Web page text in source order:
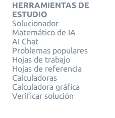
HERRAMIENTAS DE
ESTUDIO
Solucionador
Matemático de IA
AI Chat
Problemas populares
Hojas de trabajo
Hojas de referencia
Calculadoras
Calculadora gráfica
Verificar solución